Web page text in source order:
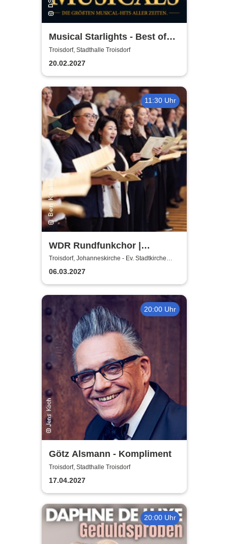
Musical Starlights - Best of
Musicals
Troisdorf, Stadthalle Troisdorf
20.02.2027
11:30 Uhr
WDR Rundfunkchor |
Kommissar Krächz in der
Kirche
Troisdorf, Johanneskirche - Ev. Stadtkirche
Troisdorf
06.03.2027
20:00 Uhr
Götz Alsmann - Kompliment
Troisdorf, Stadthalle Troisdorf
17.04.2027
20:00 Uhr